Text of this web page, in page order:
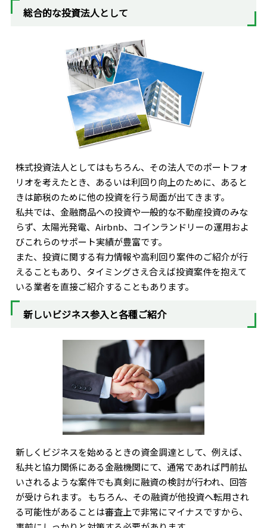
総合的な投資法人として
株式投資法人としてはもちろん、その法人でのポートフォ
リオを考えたとき、あるいは利回り向上のために、あると
きは節税のために他の投資を行う局面が出てきます。
私共では、金融商品への投資や一般的な不動産投資のみな
らず、太陽光発電、Airbnb、コインランドリーの運用およ
びこれらのサポート実績が豊富です。
また、投資に関する有力情報や高利回り案件のご紹介が行
えることもあり、タイミングさえ合えば投資案件を抱えて
いる業者を直接ご紹介することもあります。
新しいビジネス参入と各種ご紹介
新しくビジネスを始めるときの資金調達として、例えば、
私共と協力関係にある金融機関にて、通常であれば門前払
いされるような案件でも真剣に融資の検討が行われ、回答
が受けられます。 もちろん、その融資が他投資へ転用され
る可能性があることは審査上で非常にマイナスですから、